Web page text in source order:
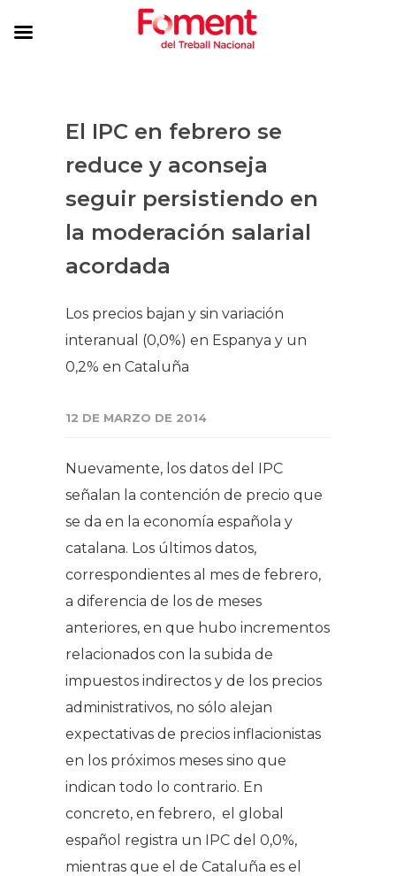
​El IPC en febrero se
reduce y aconseja
seguir persistiendo en
la moderación salarial
acordada
Los precios bajan y sin variación
interanual (0,0%) en Espanya y un
0,2% en Cataluña
12 DE MARZO DE 2014
Nuevamente, los datos del IPC
señalan la contención de precio que
se da en la economía española y
catalana. Los últimos datos,
correspondientes al mes de febrero,
a diferencia de los de meses
anteriores, en que hubo incrementos
relacionados con la subida de
impuestos indirectos y de los precios
administrativos, no sólo alejan
expectativas de precios inflacionistas
en los próximos meses sino que
indican todo lo contrario. En
concreto, en febrero, el global
español registra un IPC del 0,0%,
mientras que el de Cataluña es el